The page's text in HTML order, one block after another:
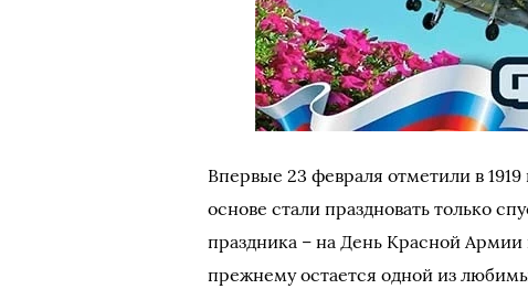
Впервые 23 февраля отметили в
основе стали праздновать только
праздника – на День Красной
прежнему остается одной из